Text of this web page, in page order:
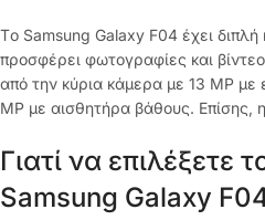
Tο Samsung Galaxy F04 έχει
προσφέρει φωτογραφίες και
από την κύρια κάμερα με 13 MP με
MP με αισθητήρα βάθους. Επίσης,
Γιατί να επιλέξετε
Samsung Galaxy